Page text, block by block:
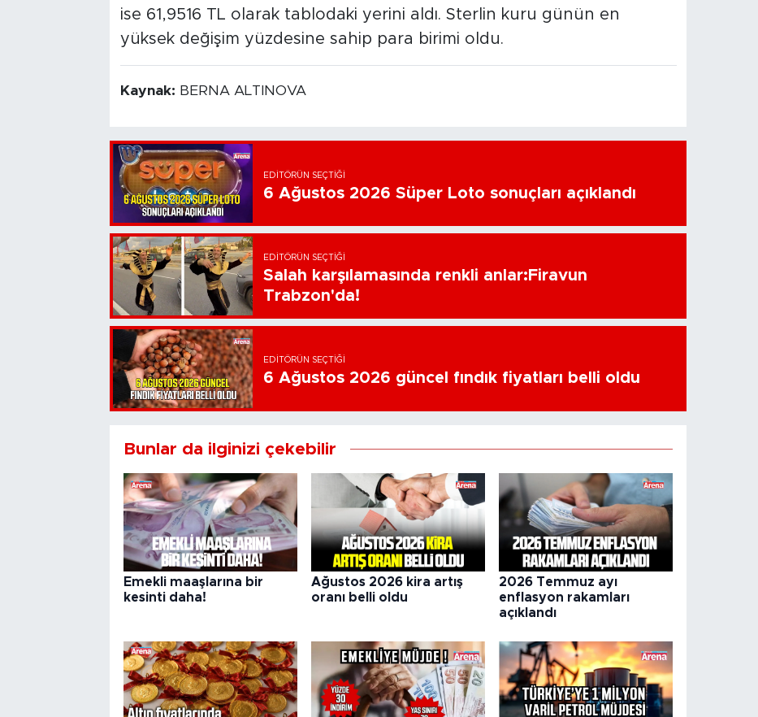
ise 61,9516 TL olarak tablodaki yerini aldı. Sterlin kuru günün en
yüksek değişim yüzdesine sahip para birimi oldu.
Kaynak: BERNA ALTINOVA
EDITÖRÜN SEÇTIĞI
6 Ağustos 2026 Süper Loto sonuçları açıklandı
EDITÖRÜN SEÇTIĞI
Salah karşılamasında renkli anlar:Firavun
Trabzon'da!
EDITÖRÜN SEÇTIĞI
6 Ağustos 2026 güncel fındık fiyatları belli oldu
Bunlar da ilginizi çekebilir
Emekli maaşlarına bir
kesinti daha!
Ağustos 2026 kira artış
oranı belli oldu
2026 Temmuz ayı
enflasyon rakamları
açıklandı